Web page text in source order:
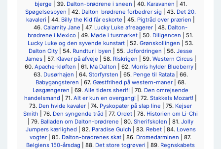
bjerge | 39. Dalton-brødrene i sneen | 40. Karavanen | 41.
Spøgelsesbyen | 42. Dalton-brødrene forbedrer sig | 43. Det 20.
kavaleri | 44. Billy the Kid får eskorte | 45. Pigtråd over prærien
46. Calamity Jane | 47. Lucky Luke afreagerer | 48. Dalton-
brødrene i Mexico | 49. Møde i tusmørket | 50. Diligencen | 51.
Lucky Luke og den syvende kunstart | 52. Grønskollingen | 53.
Dalton City | 54. Rundtur i byen | 55. Udfordringen | 56. Jesse
James| 57. Klaver på afveje | 58. Riskrigen | 59. Western Circus|
60. Apache-kløften | 61. Ma Dalton | 62. Morris hylder Blueberry|
63. Dusørhajen | 64. Storfyrsten | 65. Penge til Ratata| 66.
Babygangsteren | 67. Gæstfrihed på western-maner| 68.
Løsgængeren | 69. Alle tiders sherif! | 70. Den omrejsende
handelsmand | 71. Alt er kun en overgang! | 72. Stakkels Mozart!
73. Den hvide kavaler | 74. Pyskopater på slap line | 75. Kejser
Smith | 76. Den syngende tråd | 77. Ordet | 78. Historien om Li-Chi
| 79. Balladen om Dalton-brødrene | 80. Sherifskolen | 81. Jolly
Jumpers kærlighed | 82. Paradise Gulch | 83. Rebet| 84. Lovens
vogter | 85. Dalton-brødrenes skat | 86. Dromedarminen | 87.
Belgiens 150-årsdag | 88. Det store togrøveri | 89. Regnskabets